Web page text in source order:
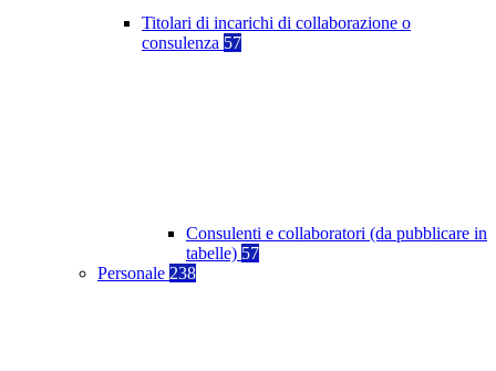
Titolari di incarichi di collaborazione o
consulenza 57
Consulenti e collaboratori (da pubblicare in
tabelle) 57
Personale 238